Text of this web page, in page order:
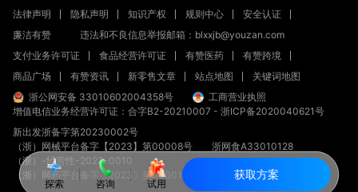
探索 咨询 试用
获取方案
法律声明
隐私声明 知识产权 规则中心
安全认证
廉洁有赞
违法和不良信息举报邮箱：blxxjb@youzan.com
支付业务许可证
食品经营许可证 有赞医药
有赞跨境
商品广场
有赞资讯 新零售文章 站点地图
关键词地图
浙公网安备 33010602004358号
工商营业执照
增值电信业务经营许可证：合字B2-20210007 - 浙ICP备2020040621号
新出发浙备字第20230002号
（浙）网械平台备字【2023】第00008号
浙网食A33010128
（浙）-经营性-2023-0010
（浙）网药平台备字〔2023〕第000012-000号